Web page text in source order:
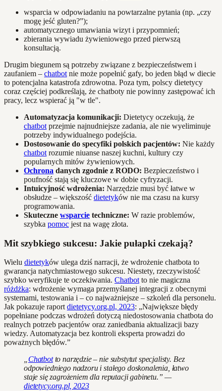
wsparcia w odpowiadaniu na powtarzalne pytania (np. „czy
mogę jeść gluten?”);
automatycznego umawiania wizyt i przypomnień;
zbierania wywiadu żywieniowego przed pierwszą
konsultacją.
Drugim biegunem są potrzeby związane z bezpieczeństwem i
zaufaniem – chatbot nie może popełnić gafy, bo jeden błąd w diecie
to potencjalna katastrofa zdrowotna. Poza tym, polscy dietetycy
coraz częściej podkreślają, że chatboty nie powinny zastępować ich
pracy, lecz wspierać ją "w tle".
Automatyzacja komunikacji: Dietetycy oczekują, że
chatbot przejmie najnudniejsze zadania, ale nie wyeliminuje
potrzeby indywidualnego podejścia.
Dostosowanie do specyfiki polskich pacjentów: Nie każdy
chatbot rozumie niuanse naszej kuchni, kultury czy
popularnych mitów żywieniowych.
Ochrona danych zgodnie z RODO: Bezpieczeństwo i
poufność stają się kluczowe w dobie cyfryzacji.
Intuicyjność wdrożenia: Narzędzie musi być łatwe w
obsłudze – większość dietetyków nie ma czasu na kursy
programowania.
Skuteczne wsparcie techniczne: W razie problemów,
szybka pomoc jest na wagę złota.
Mit szybkiego sukcesu: Jakie pułapki czekają?
Wielu dietetyków ulega dziś narracji, że wdrożenie chatbota to
gwarancja natychmiastowego sukcesu. Niestety, rzeczywistość
szybko weryfikuje te oczekiwania. Chatbot to nie magiczna
różdżka: wdrożenie wymaga przemyślanej integracji z obecnymi
systemami, testowania i – co najważniejsze – szkoleń dla personelu.
Jak pokazuje raport dietetycy.org.pl, 2023: „Największe błędy
popełniane podczas wdrożeń dotyczą niedostosowania chatbota do
realnych potrzeb pacjentów oraz zaniedbania aktualizacji bazy
wiedzy. Automatyzacja bez kontroli eksperta prowadzi do
poważnych błędów.”
Chatbotto narzędzie – nie substytut specjalisty. Bez
odpowiedniego nadzoru i stałego doskonalenia, łatwo
staje się zagrożeniem dla reputacji gabinetu.” —
dietetycy.org.pl, 2023